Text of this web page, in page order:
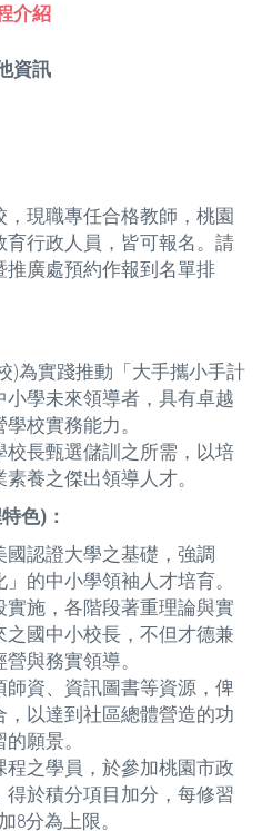
介紹
資訊
現職專任合格教師，桃園
行政人員，皆可報名。請
廣處預約作報到名單排
)為實踐推動「大手攜小手計
學未來領導者，具有卓越
校實務能力。
長甄選儲訓之所需，以培
養之傑出領導人才。
色)：
認證大學之基礎，強調
的中小學領袖人才培育。
施，各階段著重理論與實
國中小校長，不但才德兼
與務實領導。
資、資訊圖書等資源，俾
以達到社區總體營造的功
願景。
之學員，於參加桃園市政
於積分項目加分，每修習
8分為上限。